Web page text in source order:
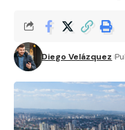
Diego Velázquez